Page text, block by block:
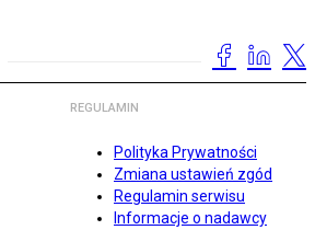
REGULAMIN
Polityka Prywatności
Zmiana ustawień zgód
Regulamin serwisu
Informacje o nadawcy